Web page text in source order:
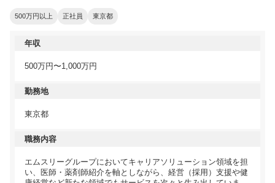
500万円以上 正社員 東京都
年収
500万円〜1,000万円
勤務地
東京都
職務内容
エムスリーグループにおいてキャリアソリューション領域を担
い、医師・薬剤師紹介を軸としながら、経営（採用）支援や健